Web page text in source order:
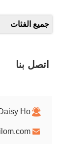
جميع الفئات
اتصل بنا
Ho